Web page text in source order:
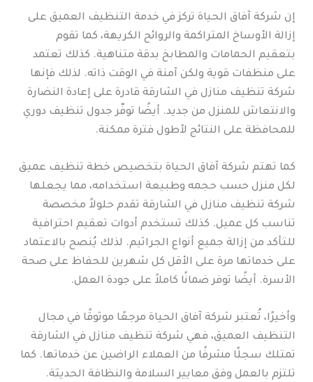
إن شركة آفاق الحياة تركز في خدمة التنظيف العميق على
إزالة الأوساخ المتراكمة والروائح الكريهة، كما تقوم
بتعقيم الحمامات والمطابخ بدقة متناهية. كذلك تعتمد
على منظفات قوية ولكن آمنة في الوقت ذاته. لذلك فإنها
شركة تنظيف منازل في الشارقة قادرة على إعادة النضارة
والانتعاش للمنزل من جديد. أيضًا توفّر جدول تنظيف دوري
للمحافظة على النتائج لأطول فترة ممكنة.
كما تهتم شركة آفاق الحياة بتخصيص خطة تنظيف عميق
لكل منزل حسب حجمه وطبيعة استخدامه، مما يجعلها
شركة تنظيف منازل في الشارقة تقدم حلولاً مخصصة
تناسب كل عميل. كذلك تستخدم أدوات تعقيم احترافية
للتأكد من إزالة جميع أنواع الجراثيم. لذلك يُنصح بالاعتماد
على خدماتها مرة على الأقل كل شهرين للحفاظ على صحة
الأسرة. أيضًا توفر ضمانًا كاملاً على جودة العمل.
وأخيرًا، تُعتبر شركة آفاق الحياة مرجعًا موثوقًا في مجال
التنظيف العميق، فهي شركة تنظيف منازل في الشارقة
تمتلك سجلًا مشرفًا من العملاء الراضين عن خدماتها. كما
تلتزم بالعمل وفق معايير السلامة والنظافة الحديثة.